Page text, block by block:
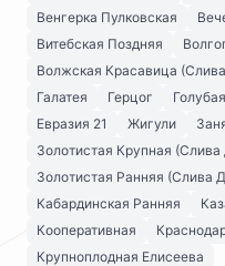
Венгерка Пулковская
Витебская Поздняя
Волжская Красавица
Галатея
Герцог
Евразия 21
Жигули
Золотистая Крупная
Золотистая Ранняя (Слива
Кабардинская Ранняя
Кооперативная
Крупноплодная Елисеева